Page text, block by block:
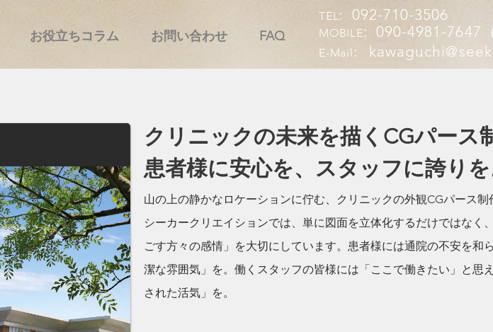
お役立ちコラム お問い合わせ FAQ MOBILE: 090-4981-7647
TEL: 092-710-3506
E-Mail :
クリニックの未来を描くCGパース
患者様に安心を、スタッフに誇り
山の上の静かなロケーションに佇む、クリニックの外観CGパース制
シーカークリエイションでは、単に図面を立体化するだけではなく
ごす方々の感情」を大切にしています。患者様には通院の不安を和
潔な雰囲気」を。働くスタッフの皆様には「ここで働きたい」と思
された活気」を。